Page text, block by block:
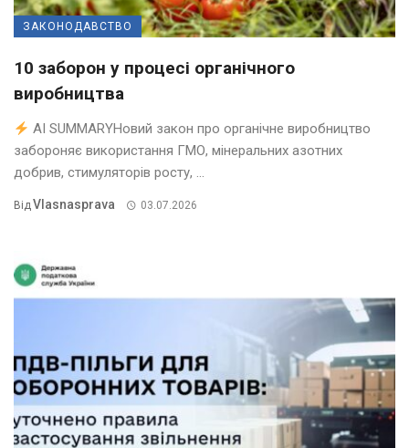
ЗАКОНОДАВСТВО
10 заборон у процесі органічного
виробництва
AI SUMMARYНовий закон про органічне виробництво
забороняє використання ГМО, мінеральних азотних
добрив, стимуляторів росту, ...
ВідVlasnasprava 03.07.2026